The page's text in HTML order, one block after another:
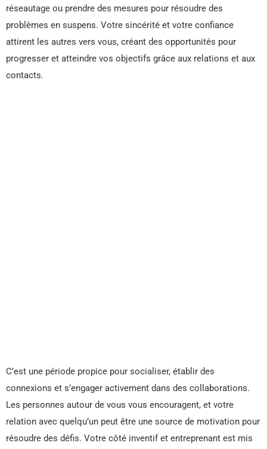
réseautage ou prendre des mesures pour résoudre des
problèmes en suspens. Votre sincérité et votre confiance
attirent les autres vers vous, créant des opportunités pour
progresser et atteindre vos objectifs grâce aux relations et aux
contacts.
C’est une période propice pour socialiser, établir des
connexions et s’engager activement dans des collaborations.
Les personnes autour de vous vous encouragent, et votre
relation avec quelqu’un peut être une source de motivation pour
résoudre des défis. Votre côté inventif et entreprenant est mis